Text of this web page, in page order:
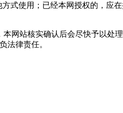
式使用；已经本网授权的，应
网站核实确认后会尽快予以处理
法律责任。